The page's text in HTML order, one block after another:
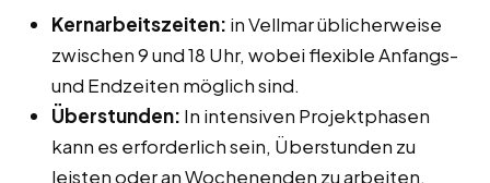
Kernarbeitszeiten: in Vellmar üblicherweise
zwischen 9 und 18 Uhr, wobei flexible Anfangs-
und Endzeiten möglich sind.
Überstunden: In intensiven Projektphasen
kann es erforderlich sein, Überstunden zu
leisten oder an Wochenenden zu arbeiten.